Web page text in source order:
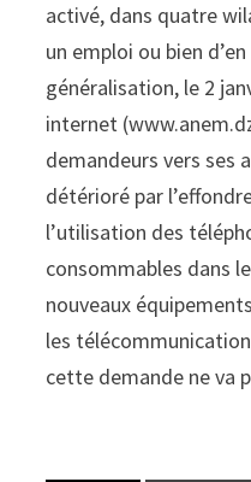
activé, dans quatre
un emploi ou bien
généralisation, le 2
internet
demandeurs vers ses
détérioré par
l’utilisation des
consommables dans
nouveaux
les
cette demande ne va